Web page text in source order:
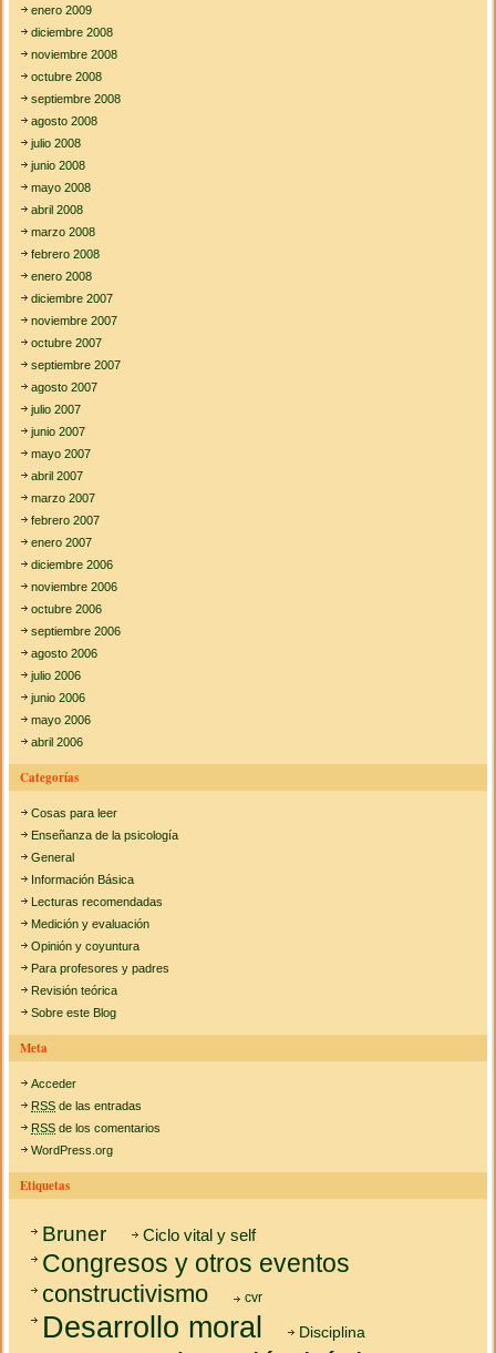
enero 2009
diciembre 2008
noviembre 2008
octubre 2008
septiembre 2008
agosto 2008
julio 2008
junio 2008
mayo 2008
abril 2008
marzo 2008
febrero 2008
enero 2008
diciembre 2007
noviembre 2007
octubre 2007
septiembre 2007
agosto 2007
julio 2007
junio 2007
mayo 2007
abril 2007
marzo 2007
febrero 2007
enero 2007
diciembre 2006
noviembre 2006
octubre 2006
septiembre 2006
agosto 2006
julio 2006
junio 2006
mayo 2006
abril 2006
Categorías
Cosas para leer
Enseñanza de la psicología
General
Información Básica
Lecturas recomendadas
Medición y evaluación
Opinión y coyuntura
Para profesores y padres
Revisión teórica
Sobre este Blog
Meta
Acceder
RSS de las entradas
RSS de los comentarios
WordPress.org
Etiquetas
Bruner Ciclo vital y self
Congresos y otros eventos
constructivismo cvr
Desarrollo moral Disciplina